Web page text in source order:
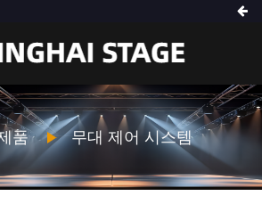
품 무대 제어 시스템